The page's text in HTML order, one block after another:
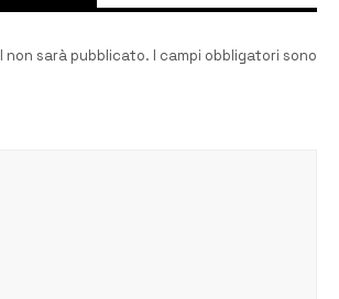
non sarà pubblicato. I campi obbligatori sono